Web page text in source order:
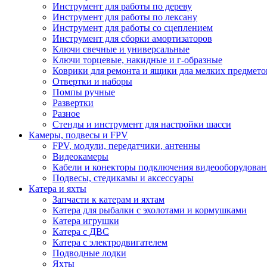
Инструмент для работы по дереву
Инструмент для работы по лексану
Инструмент для работы со сцеплением
Инструмент для сборки амортизаторов
Ключи свечные и универсальные
Ключи торцевые, накидные и г-образные
Коврики для ремонта и ящики дла мелких
Отвертки и наборы
Помпы ручные
Развертки
Разное
Стенды и инструмент для настройки шасси
Камеры, подвесы и FPV
FPV, модули, передатчики, антенны
Видеокамеры
Кабели и конекторы подключения
Подвесы, стедикамы и аксессуары
Катера и яхты
Запчасти к катерам и яхтам
Катера для рыбалки с эхолотами и кормушками
Катера игрушки
Катера с ДВС
Катера с электродвигателем
Подводные лодки
Яхты